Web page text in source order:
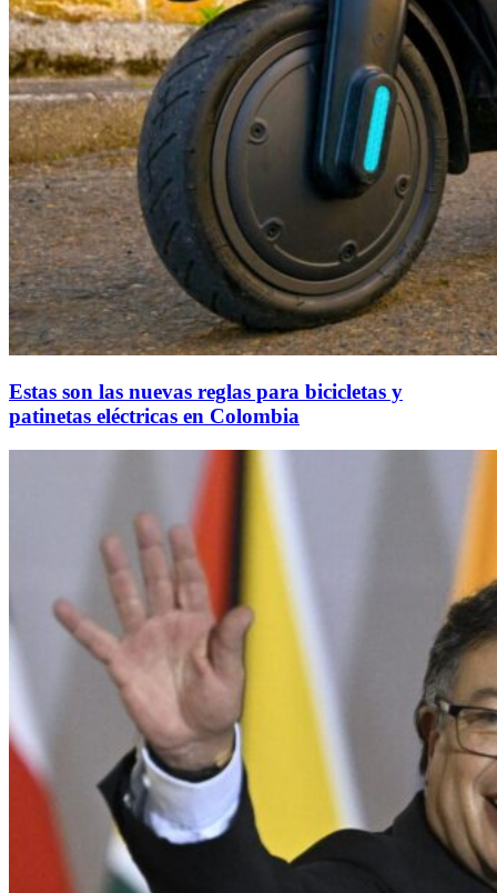
Estas son las nuevas reglas para bicicletas y
patinetas eléctricas en Colombia